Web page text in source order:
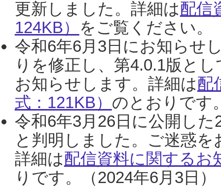
更新しました。詳細は配信
124KB） をご覧ください。
令和6年6月3日にお知らせ
りを修正し、第4.0.1版と
お知らせします。詳細は配
式：121KB） のとおりです
令和6年3月26日に公開し
と判明しました。ご迷惑
詳細は配信資料に関するお
りです。（2024年6月3日）